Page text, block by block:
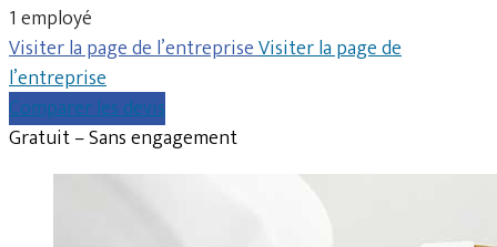
1 employé
Visiter la page de l’entrepriseVisiter la page de
l’entreprise
Comparer les devis
Gratuit – Sans engagement